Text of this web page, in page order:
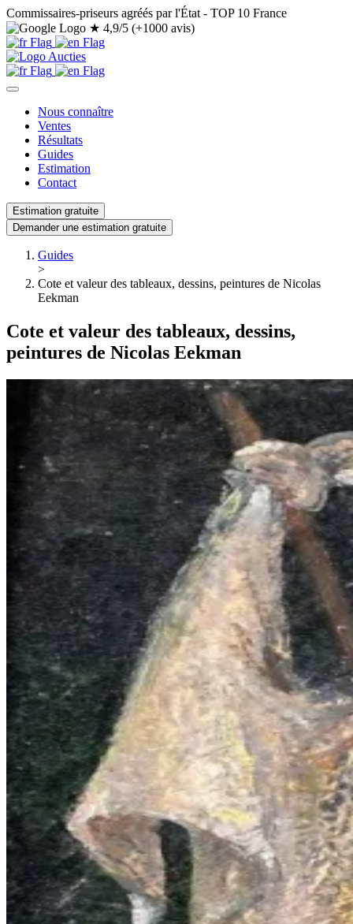
Commissaires-priseurs agréés par l'État - TOP 10 France
★ 4,9/5 (+1000 avis)
Nous connaître
Ventes
Résultats
Guides
Estimation
Contact
Estimation gratuite
Demander une estimation gratuite
Guides
>
Cote et valeur des tableaux, dessins, peintures de Nicolas
Eekman
Cote et valeur des tableaux, dessins,
peintures de Nicolas Eekman